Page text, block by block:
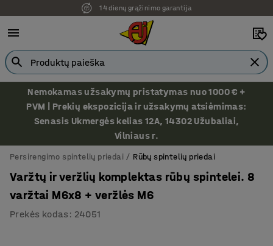
14 dienų grąžinimo garantija
Nemokamas užsakymų pristatymas nuo 1000 € +
PVM | Prekių ekspozicija ir užsakymų atsiėmimas:
Senasis Ukmergės kelias 12A, 14302 Užubaliai,
Vilniaus r.
Persirengimo spintelių priedai Rūbų spintelių priedai
Varžtų ir veržlių komplektas rūbų spintelei. 8
varžtai M6x8 + veržlės M6
Prekės kodas : 24051